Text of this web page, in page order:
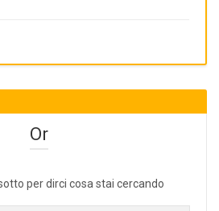
Or
per dirci cosa stai cercando